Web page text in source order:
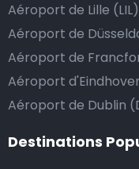
course.
Combien coûte
L’un des plus gros
d’aéroport
Aéroport de Lille (LIL)
Aéroport de
Aéroport de
Aéroport
Aéroport de Dublin
Destinations